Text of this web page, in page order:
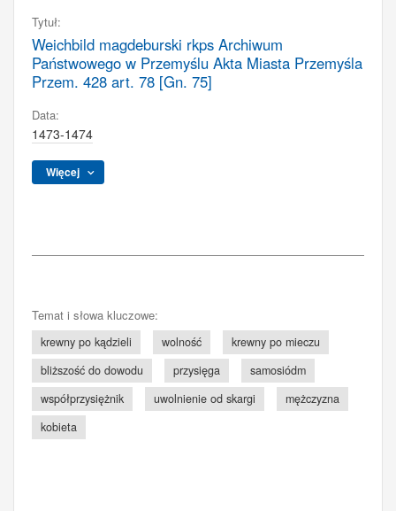
Tytuł:
Weichbild magdeburski rkps Archiwum
Państwowego w Przemyślu Akta Miasta Przemyśla
Przem. 428 art. 78 [Gn. 75]
Data:
1473-1474
Więcej
Temat i słowa kluczowe:
krewny po kądzieli wolność
krewny po mieczu
bliższość do dowodu
przysięga
samosiódm
współprzysiężnik
uwolnienie od skargi
mężczyzna
kobieta